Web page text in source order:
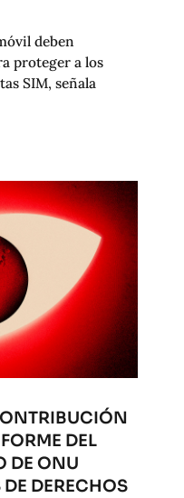
deben
proteger a los
SIM, señala
DEL
DE ONU
DERECHOS